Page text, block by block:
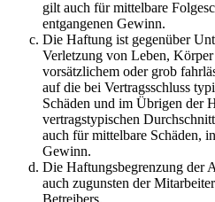
gilt auch für mittelbare
entgangenen Gewinn.
Die Haftung ist gegenüber
Verletzung von Leben,
vorsätzlichem oder grob
auf die bei Vertragsschluss
Schäden und im Übrigen der
vertragstypischen
auch für mittelbare Schäden,
Gewinn.
Die Haftungsbegrenzung der
auch zugunsten der
Betreibers.